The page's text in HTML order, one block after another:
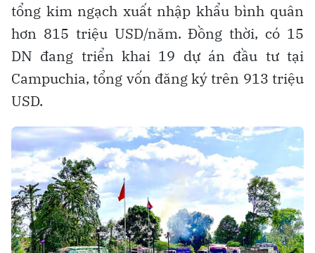
tổng kim ngạch xuất nhập khẩu bình quân
hơn 815 triệu USD/năm. Đồng thời, có 15
DN đang triển khai 19 dự án đầu tư tại
Campuchia, tổng vốn đăng ký trên 913 triệu
USD.